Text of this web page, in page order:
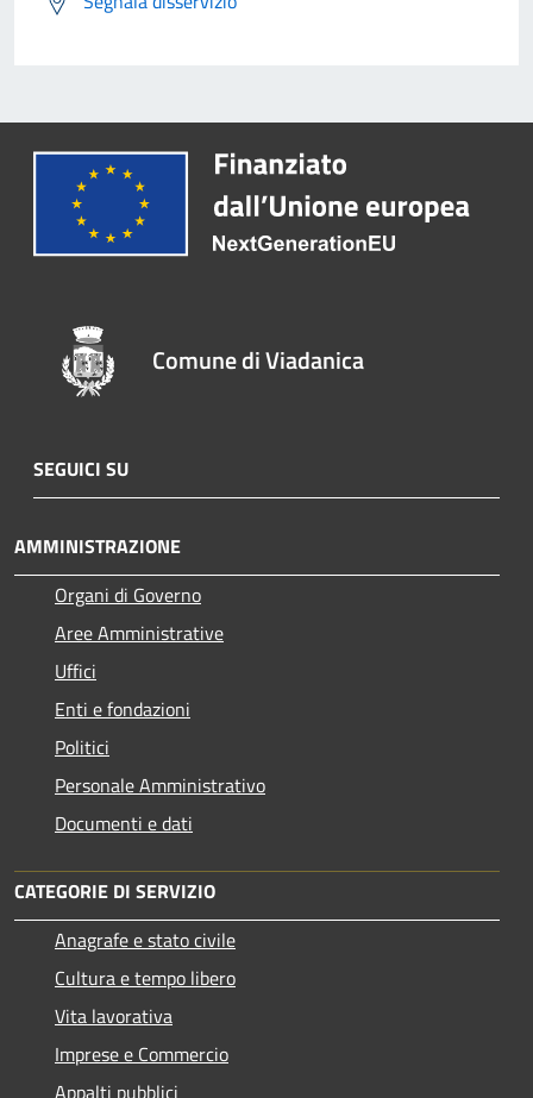
Comune di Viadanica
SEGUICI SU
AMMINISTRAZIONE
Organi di Governo
Aree Amministrative
Uffici
Enti e fondazioni
Politici
Personale Amministrativo
Documenti e dati
CATEGORIE DI SERVIZIO
Anagrafe e stato civile
Cultura e tempo libero
Vita lavorativa
Imprese e Commercio
Appalti pubblici